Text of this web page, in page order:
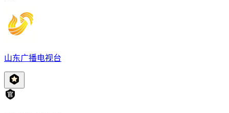
山东广播电视台